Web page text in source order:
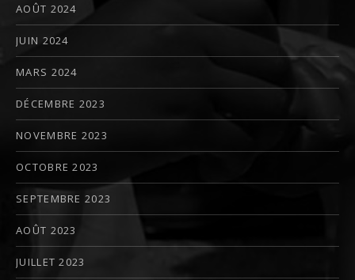
AOÛT 2024
JUIN 2024
MARS 2024
DÉCEMBRE 2023
NOVEMBRE 2023
OCTOBRE 2023
SEPTEMBRE 2023
AOÛT 2023
JUILLET 2023